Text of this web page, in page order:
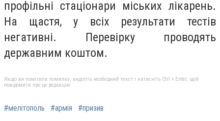
профільні стаціонари міських лікарень.
На щастя, у всіх результати тестів
негативні. Перевірку проводять
державним коштом.
Якщо ви помітили помилку, виділіть необхідний текст і натисніть Ctrl + Enter, щоб
повідомити про це редакцію
#мелітополь #армія #призив